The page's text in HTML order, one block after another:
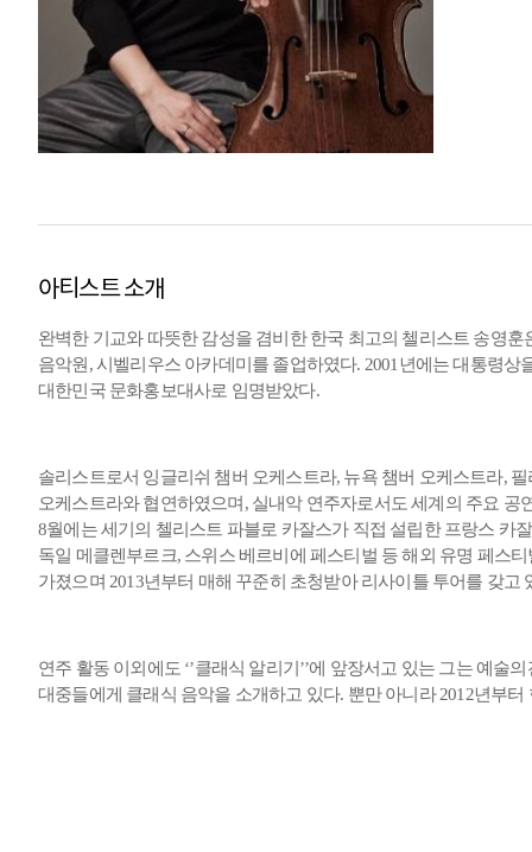
아티스트 소개
완벽한 기교와 따뜻한 감성을 겸비한 한국 최고의 첼리스트 송영
음악원, 시벨리우스 아카데미를 졸업하였다. 2001년에는 대통령
대한민국 문화홍보대사로 임명받았다.
솔리스트로서 잉글리쉬 챔버 오케스트라, 뉴욕 챔버 오케스트라,
오케스트라와 협연하였으며, 실내악 연주자로서도 세계의 주요
8월에는 세기의 첼리스트 파블로 카잘스가 직접 설립한 프랑스 카
독일 메클렌부르크, 스위스 베르비에 페스티벌 등 해외 유명 페스
가졌으며 2013년부터 매해 꾸준히 초청받아 리사이틀 투어를 갖고
연주 활동 이외에도 ‘’클래식 알리기’’에 앞장서고 있는 그는 예술
대중들에게 클래식 음악을 소개하고 있다. 뿐만 아니라 2012년부